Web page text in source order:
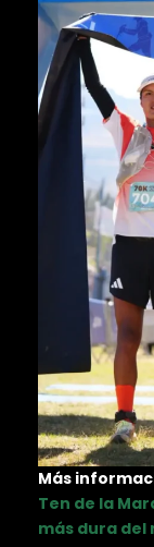
Más
Ten de la
más dura del